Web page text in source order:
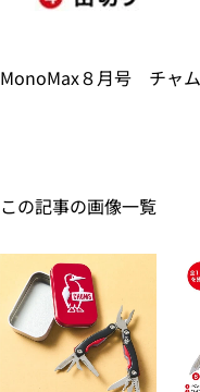
MonoMax８月号 チャム
この記事の画像一覧